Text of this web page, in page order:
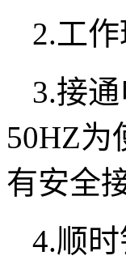
2.工
3.接
50HZ为
有安全
4.顺